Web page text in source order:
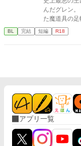
んだグレン
た魔道具の
女に受け渡し
を抱けばいい」 そんな感じで型破りな聖女様(♂)に振り回
BL 完結 短編 R18
アプリ一覧